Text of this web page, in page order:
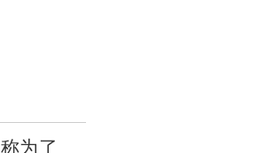
为了